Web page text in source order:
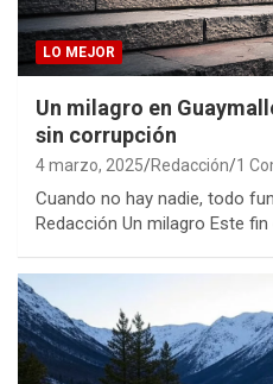
LO MEJOR
Un milagro en
sin corrupción
4 marzo, 2025 Redacción 1
Cuando no hay nadie, todo
Redacción Un milagro Este